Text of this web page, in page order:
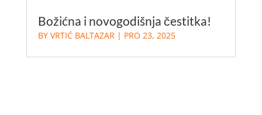
Božićna i novogodišnja čestitka!
BY VRTIĆ BALTAZAR | PRO 23, 2025